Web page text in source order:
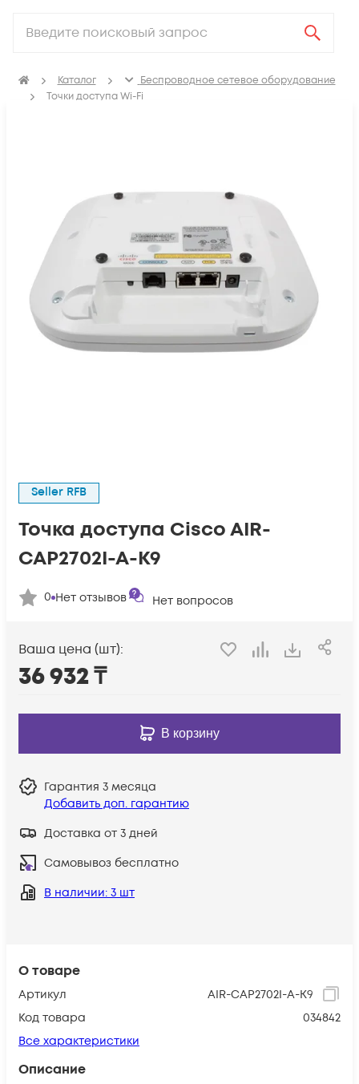
Каталог
Беспроводное сетевое оборудование
Точки доступа Wi-Fi
О товаре
Артикул
AIR-CAP2702I-A-K9
Код товара
034842
Все характеристики
Описание
Seller RFB
Точка доступа Cisco AIR-
CAP2702I-A-K9
0 Нет отзывов Нет вопросов
Ваша цена (шт):
36 932₸
В корзину
Гарантия 3 месяца
Добавить доп. гарантию
Доставка от 3 дней
Самовывоз бесплатно
В наличии: 3 шт